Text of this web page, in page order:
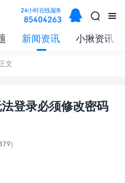


24小时在线服务
85404263 
新闻资讯 小揪资讯
文
登录必须修改密码